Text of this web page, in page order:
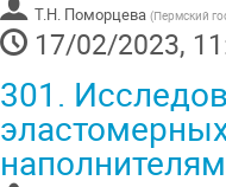
Т.Н. Поморцева (Пермский
17/02/2023,
301.